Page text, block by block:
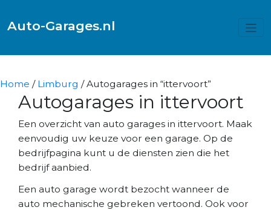
Auto-Garages.nl
Home / Limburg / Autogarages in “ittervoort”
Autogarages in ittervoort
Een overzicht van auto garages in ittervoort. Maak
eenvoudig uw keuze voor een garage. Op de
bedrijfpagina kunt u de diensten zien die het
bedrijf aanbied.
Een auto garage wordt bezocht wanneer de
auto mechanische gebreken vertoond. Ook voor